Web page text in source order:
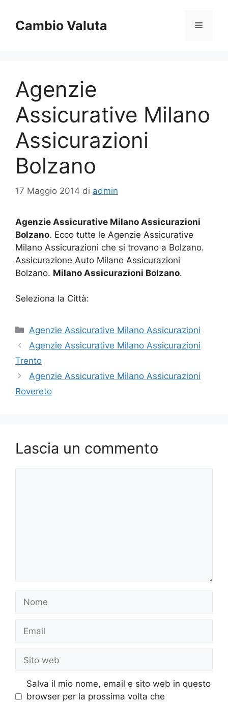
contenuto
Cambio Valuta Menu
Agenzie
Assicurative Milano
Assicurazioni
Bolzano
17 Maggio 2014 di admin
Agenzie Assicurative Milano Assicurazioni
Bolzano. Ecco tutte le Agenzie Assicurative
Milano Assicurazioni che si trovano a Bolzano.
Assicurazione Auto Milano Assicurazioni
Bolzano. Milano Assicurazioni Bolzano.
Seleziona la Città:
Categorie
Agenzie Assicurative Milano Assicurazioni
Agenzie Assicurative Milano Assicurazioni
Trento
Agenzie Assicurative Milano Assicurazioni
Rovereto
Lascia un commento
Nome
Email
Sito
web
Salva il mio nome, email e sito web in questo
browser per la prossima volta che